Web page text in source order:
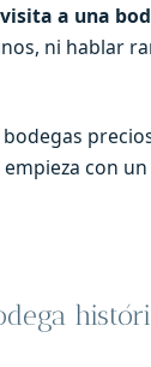
visita a una
ni hablar
con